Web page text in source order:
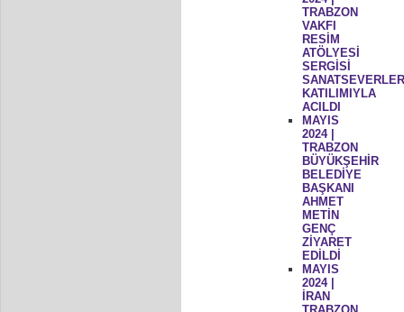
TRABZON
VAKFI
RESİM
ATÖLYESİ
SERGİSİ
KATILIMIYLA
ACILDI
MAYIS
2024 |
TRABZON
BÜYÜKŞEHİR
BELEDİYE
BAŞKANI
AHMET
METİN
GENÇ
ZİYARET
EDİLDİ
MAYIS
2024 |
İRAN